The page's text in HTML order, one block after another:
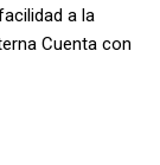
a la
Cuenta con
estrella en el